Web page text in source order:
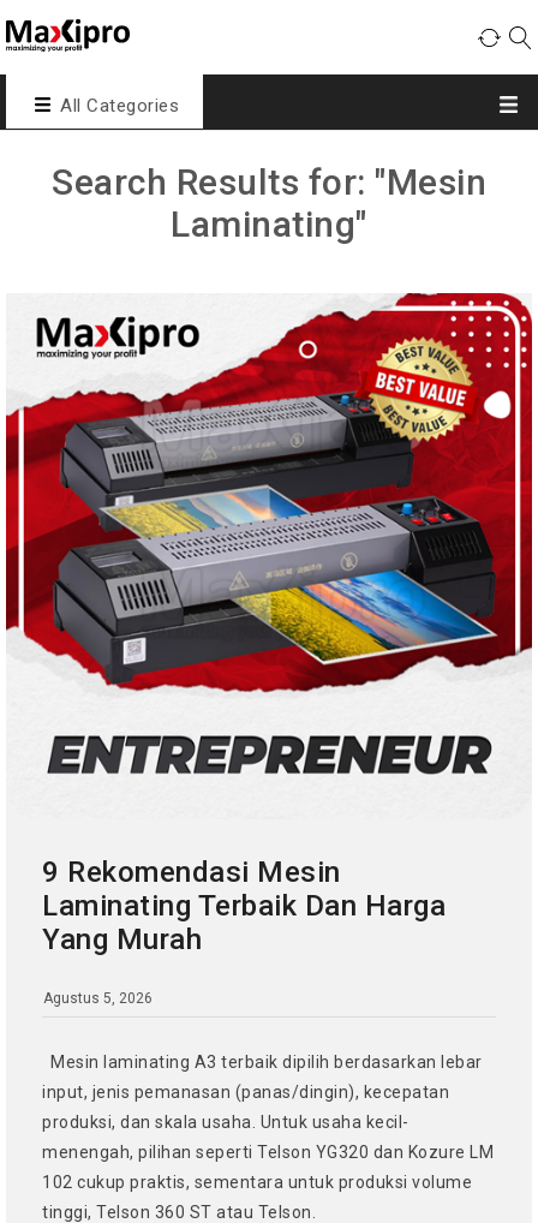
All Categories
Search Results for: "Mesin
Laminating"
9 Rekomendasi Mesin
Laminating Terbaik Dan Harga
Yang Murah
Agustus 5, 2026
Mesin laminating A3 terbaik dipilih berdasarkan lebar
input, jenis pemanasan (panas/dingin), kecepatan
produksi, dan skala usaha. Untuk usaha kecil-
menengah, pilihan seperti Telson YG320 dan Kozure LM
102 cukup praktis, sementara untuk produksi volume
tinggi, Telson 360 ST atau Telson.